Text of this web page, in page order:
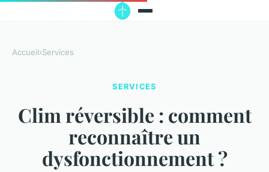
Accueil›Services
SERVICES
Clim réversible : comment
reconnaître un
dysfonctionnement ?